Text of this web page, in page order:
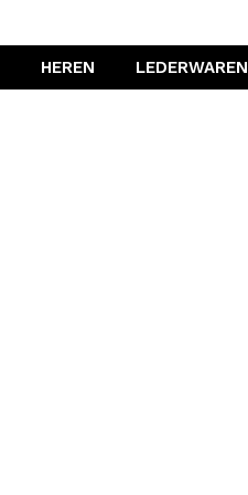
HEREN LEDERWAREN